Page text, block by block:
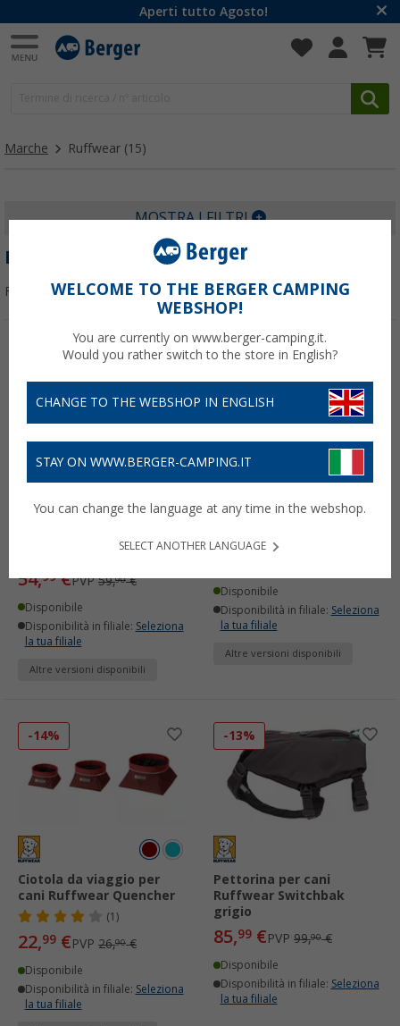
Aperti tutto Agosto!
Marche Ruffwear (15)
MOSTRA I FILTRI
RUFFWEAR
Filtrare per:
Pettorina imbottita per
cani Ruffwear Front
54,99€PVP59,90€
Disponibile
Disponibilità in filiale: Seleziona
la tua filiale
Altre versioni disponibili
-24%
Collare per cani Ruffwear
Flat Out
Disponibile
Disponibilità in filiale: Seleziona
la tua filiale
Altre versioni disponibili
-14%
Ciotola da viaggio per
cani Ruffwear Quencher
(1)
22,99 €PVP 26,90€
Disponibile
Disponibilità in filiale: Seleziona
la tua filiale
-13%
Pettorina per cani
Ruffwear Switchbak
grigio
85,99 €PVP 99,90€
Disponibile
Disponibilità in filiale: Seleziona
la tua filiale
WELCOME TO THE BERGER CAMPING
WEBSHOP!
You are currently on www.berger-camping.it.
Would you rather switch to the store in English?
CHANGE TO THE WEBSHOP IN ENGLISH
STAY ON WWW.BERGER-CAMPING.IT
You can change the language at any time in the webshop.
SELECT ANOTHER LANGUAGE